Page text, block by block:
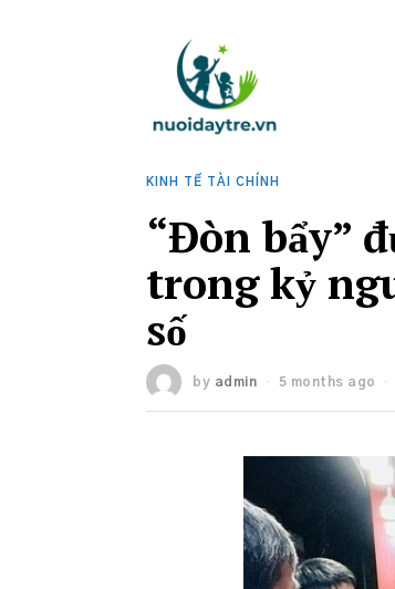
KINH TẾ TÀI CHÍNH
“Đòn bẩy”
trong kỷ
số
by admin 5 months ago